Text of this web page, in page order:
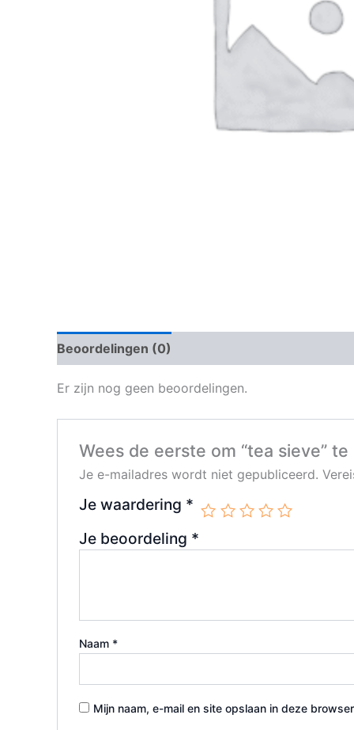
Beoordelingen (0)
Er zijn nog geen beoordelingen.
Wees de eerste om “tea sieve”
Je e-mailadres wordt niet gepubliceerd.
Je waardering *
Je beoordeling *
Naam *
Mijn naam, e-mail en site opslaan in deze